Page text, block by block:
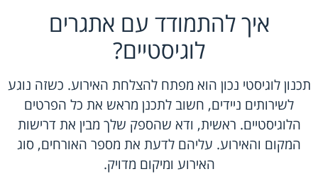
איך להתמודד עם אתגרים
לוגיסטיים?
תכנון לוגיסטי נכון הוא מפתח להצלחת האירוע. כשזה נוגע
לשירותים ניידים, חשוב לתכנן מראש את כל הפרטים
הלוגיסטיים. ראשית, ודא שהספק שלך מבין את דרישות
המקום והאירוע. עליהם לדעת את מספר האורחים, סוג
האירוע ומיקום מדויק.